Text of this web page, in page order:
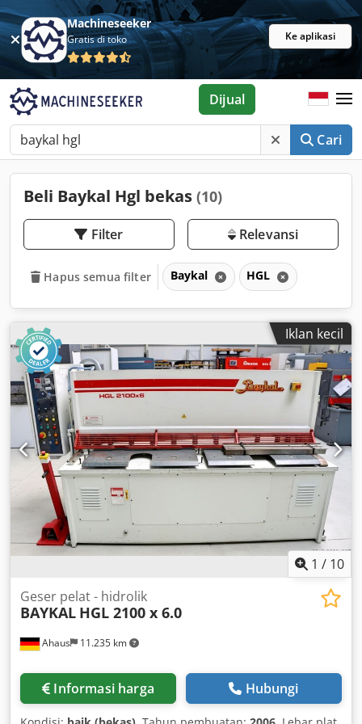
Machineseeker
Gratis di toko Ke aplikasi
Cari
Dijual
Beli Baykal Hgl bekas (10)
Filter Relevansi
Hapus semua filter Baykal HGL
Iklan kecil
1 / 10
Ahaus 11.235 km
Geser pelat - hidrolik
BAYKAL HGL 2100 x 6.0
Informasi harga Hubungi